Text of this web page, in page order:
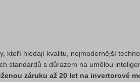
kteří hledají kvalitu, nejmodernější
standardů s důrazem na umělou
záruku až 20 let na invertorové